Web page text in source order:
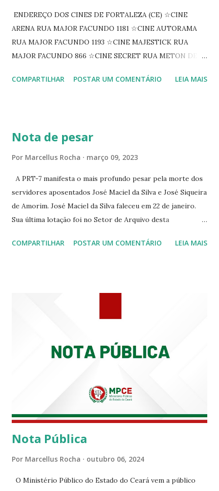
ENDEREÇO DOS CINES DE FORTALEZA (CE) ☆CINE
ARENA RUA MAJOR FACUNDO 1181 ☆CINE AUTORAMA
RUA MAJOR FACUNDO 1193 ☆CINE MAJESTICK RUA
MAJOR FACUNDO 866 ☆CINE SECRET RUA METON DE
PEIXOTO 1307 ☆CINE IRIS RUA FLORIANO PEIXOTO 1206
☆CINE VIP CLUBE RUA 24 DE MAIO 825 ☆CINE ECLIPSE
COMPARTILHAR POSTAR UM COMENTÁRIO LEIA MAIS
Nota de pesar
Por Marcellus Rocha março 09, 2023
A PRT-7 manifesta o mais profundo pesar pela morte dos
servidores aposentados José Maciel da Silva e José Siqueira
de Amorim. José Maciel da Silva faleceu em 22 de janeiro.
Sua última lotação foi no Setor de Arquivo desta
Siqueira Amorim faleceu em 28 de fevereiro e encerrou a
COMPARTILHAR POSTAR UM COMENTÁRIO LEIA MAIS
Nota Pública
Por Marcellus Rocha outubro 06, 2024
O Ministério Público do Estado do Ceará vem a público